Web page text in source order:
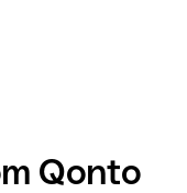
Qonto